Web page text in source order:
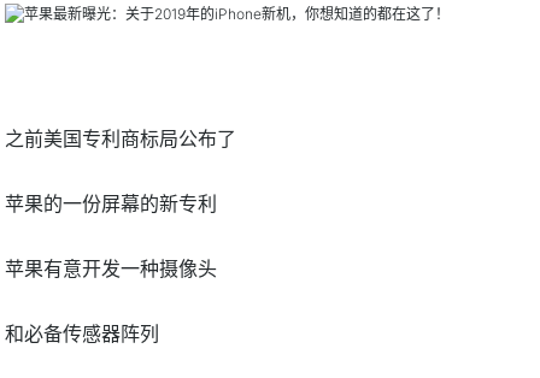
之前美国专利商标局公布了
苹果的一份屏幕的新专利
苹果有意开发一种摄像头
和必备传感器阵列